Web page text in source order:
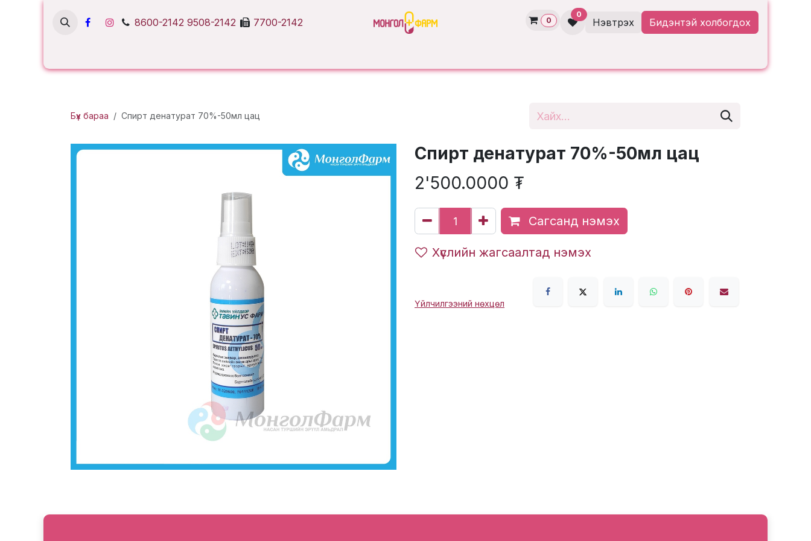
8600-2142 9508-2142 7700-2142 0
0
Нэвтрэх Бидэнтэй холбогдох
Бүх бараа Спирт денатурат 70%-50мл цац
Спирт денатурат 70%-50мл цац
2'500.0000 ₮
Сагсанд нэмэх
Хүслийн жагсаалтад нэмэх
Үйлчилгээний нөхцөл